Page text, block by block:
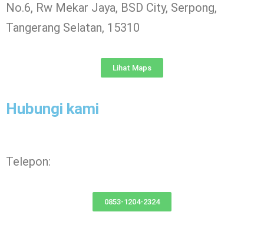
No.6, Rw Mekar Jaya, BSD City, Serpong,
Tangerang Selatan, 15310
Lihat Maps
Hubungi kami
Telepon:
0853-1204-2324